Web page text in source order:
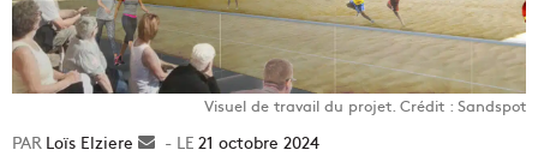
Visuel de travail du projet. Crédit : Sandspot
Loïs Elziere
Envoyer21 octobre 2024